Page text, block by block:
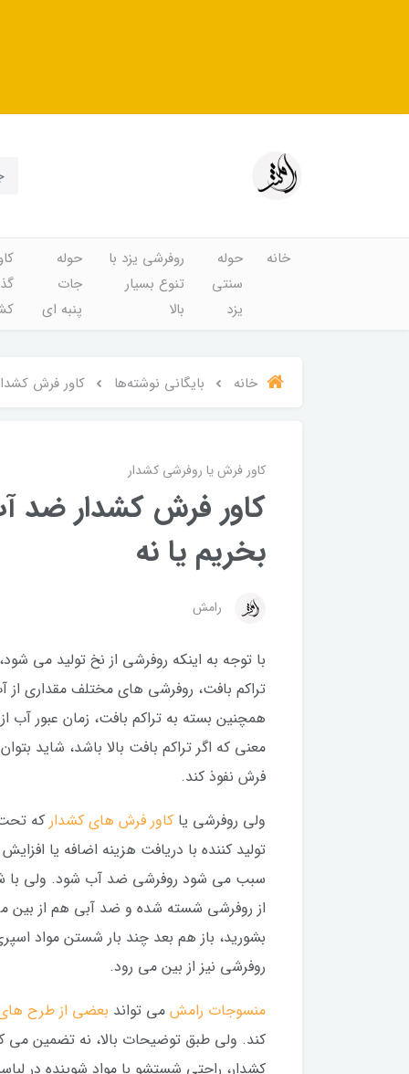
خانه
حوله
سنتی
یزد
روفرشی یزد با
تنوع بسیار
بالا
حوله
جات
پنبه ای
خانه بایگانی نوشته‌ها کاور فرش
کاور فرش یا روفرشی کشدار
کاور فرش کشدار ضد
بخریم یا نه
رامش
با توجه به اینکه روفرشی از نخ تولید می
تراکم بافت، روفرشی های مختلف مقداری از
همچنین بسته به تراکم بافت، زمان عبور
معنی که اگر تراکم بافت بالا باشد، شاید
فرش نفوذ کند.
ولی روفرشی یا کاور فرش های کشدار که
تولید کننده با دریافت هزینه اضافه یا
سبب می شود روفرشی ضد آب شود. ولی با
از روفرشی شسته شده و ضد آبی هم از بین
بشورید، باز هم بعد چند بار شستن مواد
روفرشی نیز از بین می رود.
منسوجات رامش می تواند بعضی از طرح
کند. ولی طبق توضیحات بالا، نه تضمین